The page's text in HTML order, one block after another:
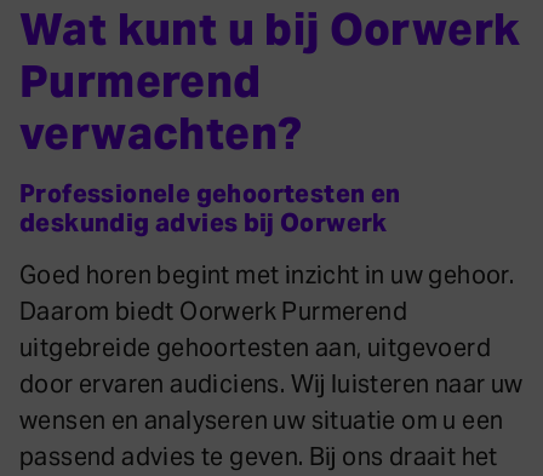
Wat kunt u bij Oorwerk
Purmerend
verwachten?
Professionele gehoortesten en
deskundig advies bij Oorwerk
Goed horen begint met inzicht in uw gehoor.
Daarom biedt Oorwerk Purmerend
uitgebreide gehoortesten aan, uitgevoerd
door ervaren audiciens. Wij luisteren naar uw
wensen en analyseren uw situatie om u een
passend advies te geven. Bij ons draait het